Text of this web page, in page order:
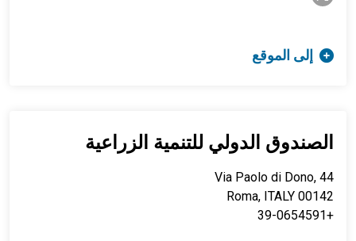
إلى الموقع
الصندوق الدولي للتنمية الزراعية
Via Paolo di Dono, 44
00142 Roma, ITALY
+39-0654591